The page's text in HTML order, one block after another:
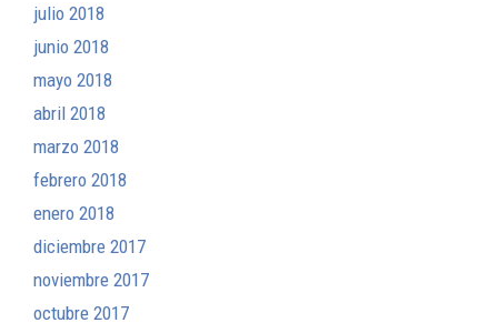
julio 2018
junio 2018
mayo 2018
abril 2018
marzo 2018
febrero 2018
enero 2018
diciembre 2017
noviembre 2017
octubre 2017